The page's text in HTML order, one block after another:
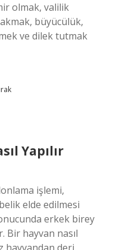
olmak, valilik
büyücülük,
ve dilek tutmak
Yapılır
işlemi,
elde edilmesi
erkek birey
Bir hayvan nasıl